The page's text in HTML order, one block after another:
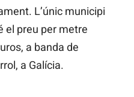
L’únic municipi
el preu per metre
a banda de
a Galícia.